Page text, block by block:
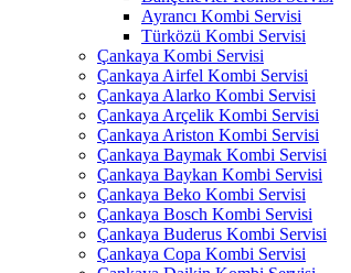
Ayrancı Kombi Servisi
Türközü Kombi Servisi
Çankaya Kombi Servisi
Çankaya Airfel Kombi Servisi
Çankaya Alarko Kombi Servisi
Çankaya Arçelik Kombi Servisi
Çankaya Ariston Kombi Servisi
Çankaya Baymak Kombi Servisi
Çankaya Baykan Kombi Servisi
Çankaya Beko Kombi Servisi
Çankaya Bosch Kombi Servisi
Çankaya Buderus Kombi Servisi
Çankaya Copa Kombi Servisi